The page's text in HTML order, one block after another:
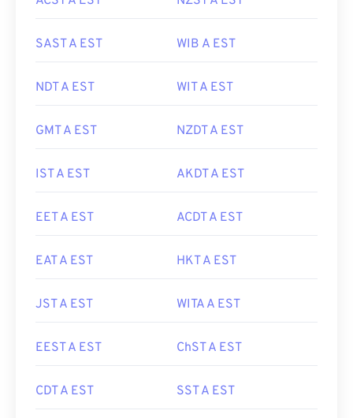
SAST A EST WIB A EST
NDT A EST WIT A EST
GMT A EST NZDT A EST
IST A EST AKDT A EST
EET A EST ACDT A EST
EAT A EST HKT A EST
JST A EST WITA A EST
EEST A EST ChST A EST
CDT A EST SST A EST